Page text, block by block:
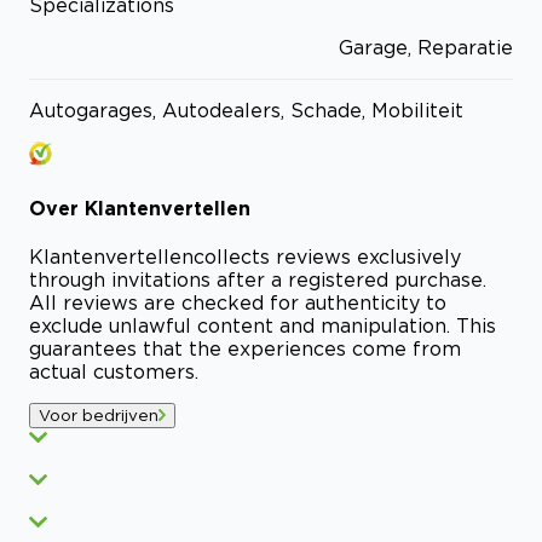
Specializations
Garage, Reparatie
Autogarages, Autodealers, Schade, Mobiliteit
Over Klantenvertellen
Klantenvertellencollects reviews exclusively
through invitations after a registered purchase.
All reviews are checked for authenticity to
exclude unlawful content and manipulation. This
guarantees that the experiences come from
actual customers.
Voor bedrijven